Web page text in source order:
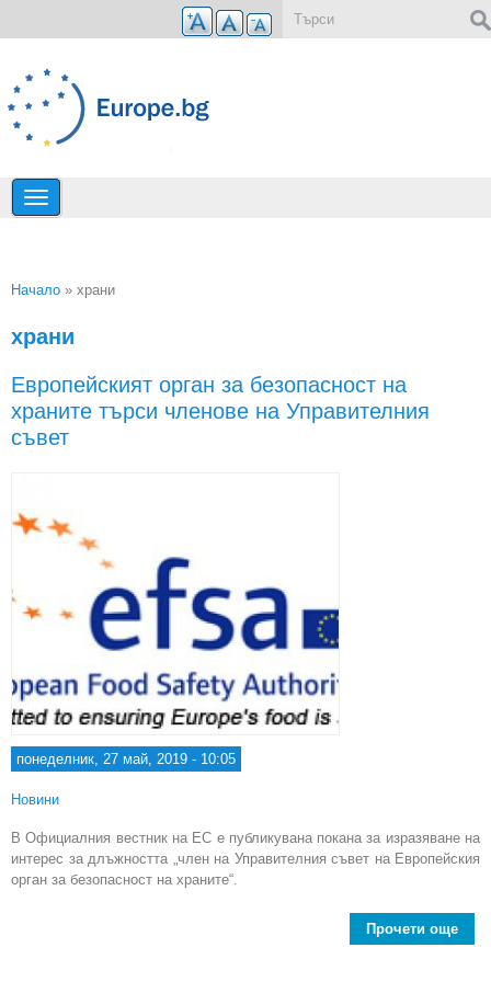
Премини към основното съдържание
Начало » храни
храни
Европейският орган за безопасност на
храните търси членове на Управителния
съвет
понеделник, 27 май, 2019 - 10:05
Новини
В Официалния вестник на ЕС е публикувана покана за изразяване на
интерес за длъжността „член на Управителния съвет на Европейския
орган за безопасност на храните“.
Прочети още